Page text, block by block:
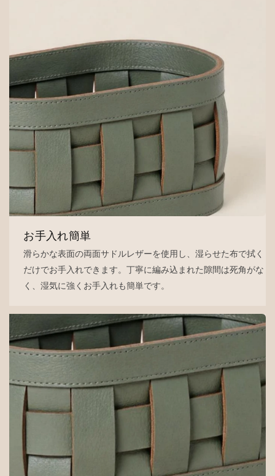
お手入れ簡単
滑らかな表面の両面サドルレザーを使用し、湿らせた布で拭く
だけでお手入れできます。丁寧に編み込まれた隙間は死角がな
く、湿気に強くお手入れも簡単です。